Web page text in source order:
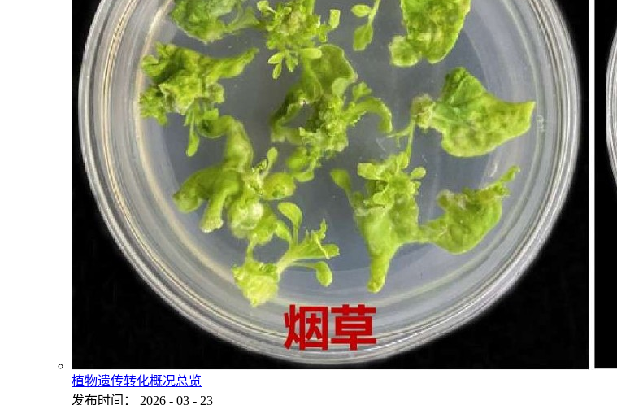
植物遗传转化概况总览
发布时间：
2026 - 03 - 23